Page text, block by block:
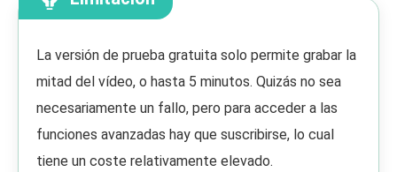
La versión de prueba gratuita solo permite grabar la
mitad del vídeo, o hasta 5 minutos. Quizás no sea
necesariamente un fallo, pero para acceder a las
funciones avanzadas hay que suscribirse, lo cual
tiene un coste relativamente elevado.